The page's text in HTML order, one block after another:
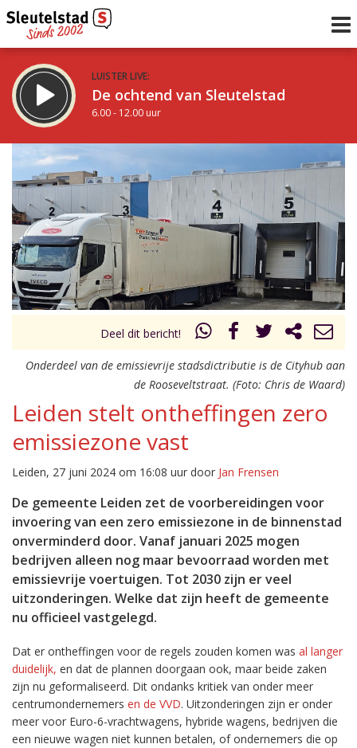
LUISTER LIVE:
De ochtend van Sleutelstad
6.00 - 12.00 uur
De middag van Sleutelstad
12.00 - 19.00 uur
Vorig uur
uur 1 van 0 Volgend uur
Inklappen
Deel dit bericht!
Onderdeel van de emissievrije stadsdictributie is de Cityhub aan
de Rooseveltstraat. (Foto: Chris de Waard)
Leiden stelt ontheffingen zero
emissiezone vast
Leiden, 27 juni 2024 om 16:08 uur door Jan Frensen
De gemeente Leiden zet de voorbereidingen voor
invoering van een zero emissiezone in de binnenstad
onverminderd door. Vanaf januari 2025 mogen
bedrijven alleen nog maar bevoorraad worden met
emissievrije voertuigen. Tot 2030 zijn er veel
uitzonderingen. Welke dat zijn heeft de gemeente
nu officieel vastgelegd.
Dat er ontheffingen voor de regels zouden komen was al langer
duidelijk, en dat de plannen doorgaan ook, maar beide zaken
zijn nu geformaliseerd. Dit ondanks kritiek van onder meer
centrumondernemers en de VVD. Uitzonderingen zijn er onder
meer voor Euro-6-vrachtwagens, hybride wagens, bedrijven die
een nieuwe wagen niet kunnen betalen, of ondernemers die op